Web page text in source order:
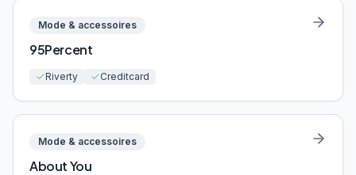
Mode & accessoires
95Percent
Riverty Creditcard
Mode & accessoires
About You